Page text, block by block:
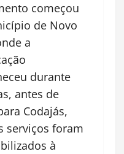
começou
de Novo
a
durante
antes de
Codajás,
serviços foram
à